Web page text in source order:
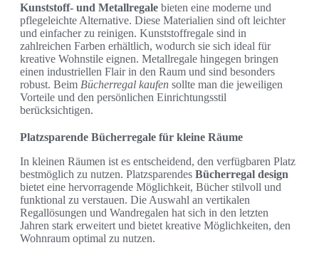
Kunststoff- und Metallregale bieten eine moderne und
pflegeleichte Alternative. Diese Materialien sind oft leichter
und einfacher zu reinigen. Kunststoffregale sind in
zahlreichen Farben erhältlich, wodurch sie sich ideal für
kreative Wohnstile eignen. Metallregale hingegen bringen
einen industriellen Flair in den Raum und sind besonders
robust. Beim Bücherregal kaufen sollte man die jeweiligen
Vorteile und den persönlichen Einrichtungsstil
berücksichtigen.
Platzsparende Bücherregale für kleine Räume
In kleinen Räumen ist es entscheidend, den verfügbaren Platz
bestmöglich zu nutzen. Platzsparendes Bücherregal design
bietet eine hervorragende Möglichkeit, Bücher stilvoll und
funktional zu verstauen. Die Auswahl an vertikalen
Regallösungen und Wandregalen hat sich in den letzten
Jahren stark erweitert und bietet kreative Möglichkeiten, den
Wohnraum optimal zu nutzen.